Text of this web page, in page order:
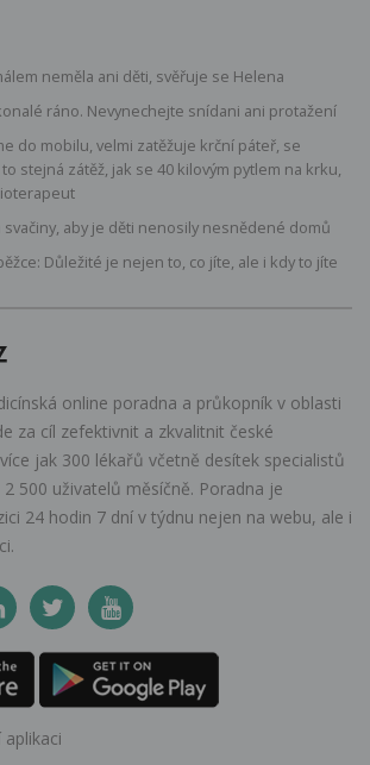
neměla ani děti, svěřuje se Helena
ráno. Nevynechejte snídani ani protažení
do mobilu, velmi zatěžuje krční páteř, se
stejná zátěž, jak se 40 kilovým pytlem na krku,
svačiny, aby je děti nenosily nesnědené domů
Důležité je nejen to, co jíte, ale i kdy to jíte
online poradna a průkopník v oblasti
za cíl zefektivnit a zkvalitnit české
jak 300 lékařů včetně desítek specialistů
500 uživatelů měsíčně. Poradna je
24 hodin 7 dní v týdnu nejen na webu, ale i